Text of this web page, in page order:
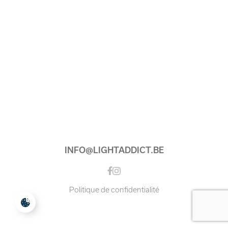
INFO@LIGHTADDICT.BE
Politique de confidentialité